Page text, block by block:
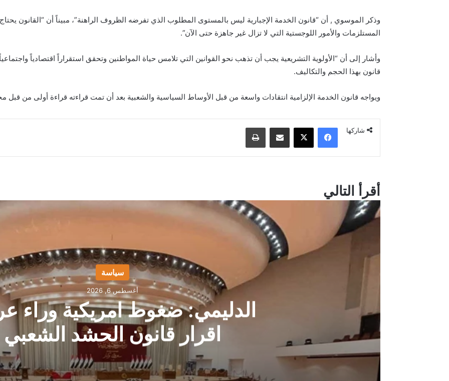
وذكر الموسوي , أن “قانون الخدمة الإجبارية ليس بالمستوى المطلوب الذي تفرضه الظروف الراهنة”، مبيناً أن “القانون
المستلزمات والأمور اللوجستية التي لا تزال غير جاهزة حتى الآن”.
وأشار إلى أن “الأولوية التشريعية يجب أن تذهب نحو القوانين التي تلامس حياة المواطنين وتحقق استقراراً اقتصادياً
قانون بهذا الحجم والتكاليف.
ويواجه قانون الخدمة الإلزامية انتقادات واسعة من قبل الأوساط السياسية والشعبية بعد أن تمت قراءته قراءة أولى من قبل
شاركها فيسبوك ‫X مشاركة عبر البريد طباعة
أقرأ التالي
سياسة
أغسطس 6, 2026
الدليمي: ضغوط امريكية وراء
اقرار قانون الحشد الشعبي